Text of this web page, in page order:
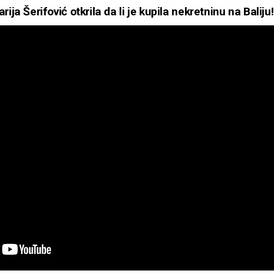
Šerifović otkrila da li je kupila nekretninu na Baliju!